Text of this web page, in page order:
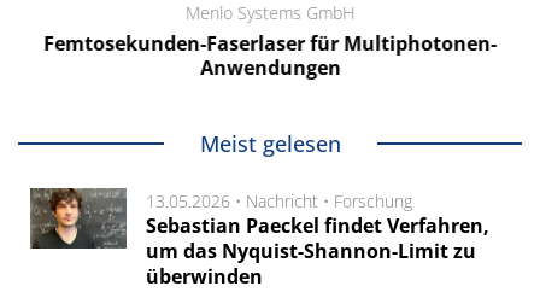
Menlo Systems GmbH
Femtosekunden-Faserlaser für Multiphotonen-
Anwendungen
Meist gelesen
13.05.2026 • Nachricht • Forschung
Sebastian Paeckel findet Verfahren,
um das Nyquist-Shannon-Limit zu
überwinden